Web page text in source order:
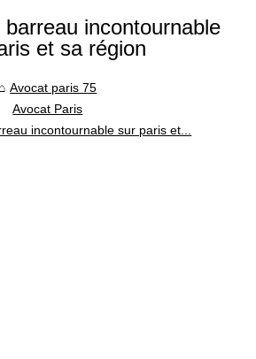
incontournable
et sa région
Avocat paris 75
Avocat Paris
incontournable sur paris et...